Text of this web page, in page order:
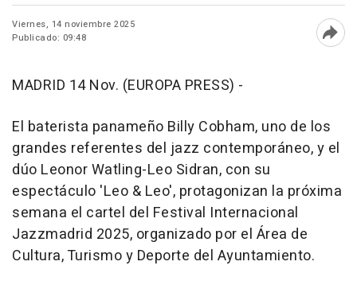
Viernes, 14 noviembre 2025
Publicado: 09:48
MADRID 14 Nov. (EUROPA PRESS) -
El baterista panameño Billy Cobham, uno de los
grandes referentes del jazz contemporáneo, y el
dúo Leonor Watling-Leo Sidran, con su
espectáculo 'Leo & Leo', protagonizan la próxima
semana el cartel del Festival Internacional
Jazzmadrid 2025, organizado por el Área de
Cultura, Turismo y Deporte del Ayuntamiento.